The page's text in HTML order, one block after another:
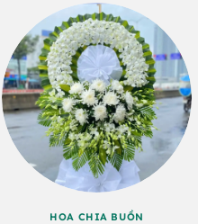
HOA CHIA BUỒN